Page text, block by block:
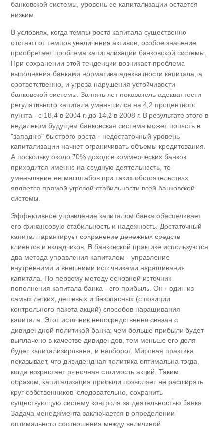
банковской системы, уровень ее капитализации остается
низким.
В условиях, когда темпы роста капитала существенно
отстают от темпов увеличения активов, особое значение
приобретает проблема капитализации банковской системы.
При сохранении этой тенденции возникает проблема
выполнения банками норматива адекватности капитала, а
соответственно, и угроза нарушения устойчивости
банковской системы. За пять лет показатель адекватности
регулятивного капитала уменьшился на 4,2 процентного
пункта - с 18,4 в 2004 г. до 14,2 в 2008 г. В результате этого в
недалеком будущем банковская система может попасть в
"западню" быстрого роста - недостаточный уровень
капитализации начнет ограничивать объемы кредитования.
А поскольку около 70% доходов коммерческих банков
приходится именно на ссудную деятельность, то
уменьшение ее масштабов при таких обстоятельствах
является прямой угрозой стабильности всей банковской
системы.
Эффективное управление капиталом банка обеспечивает
его финансовую стабильность и надежность. Достаточный
капитал гарантирует сохранение денежных средств
клиентов и вкладчиков. В банковской практике используются
два метода управления капиталом - управление
внутренними и внешними источниками наращивания
капитала. По первому методу основной источник
пополнения капитала банка - его прибыль. Он - один из
самых легких, дешевых и безопасных (с позиции
контрольного пакета акций) способов наращивания
капитала. Этот источник непосредственно связан с
дивидендной политикой банка: чем больше прибыли будет
выплачено в качестве дивидендов, тем меньше его доля
будет капитализирована, и наоборот. Мировая практика
показывает, что дивидендная политика оптимальна тогда,
когда возрастает рыночная стоимость акций. Таким
образом, капитализация прибыли позволяет не расширять
круг собственников, следовательно, сохранить
существующую систему контроля за деятельностью банка.
Задача менеджмента заключается в определении
оптимального соотношения между величиной